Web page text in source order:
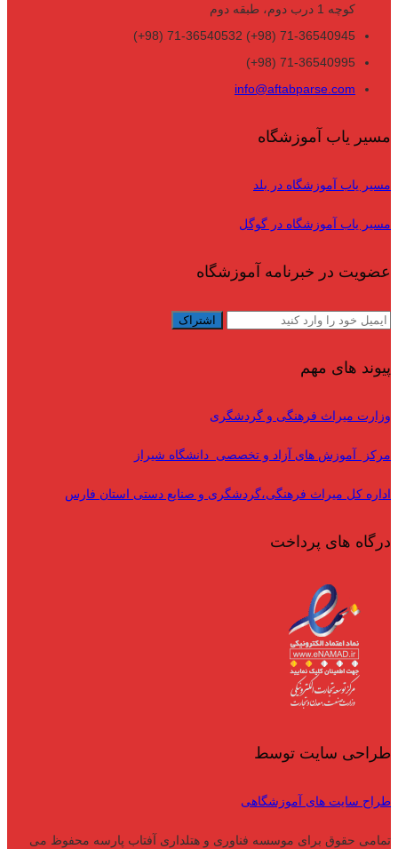
کوچه 1 درب دوم، طبقه دوم
71-36540945 (98+) 71-36540532 (98+)
71-36540995 (98+)
info@aftabparse.com
مسیر یاب آموزشگاه
مسیر یاب آموزشگاه در بلد
مسیر یاب آموزشگاه در گوگل
عضویت در خبرنامه آموزشگاه
پیوند های مهم
وزارت میراث فرهنگی و گردشگری
مرکز آموزش های آزاد و تخصصی دانشگاه شیراز
اداره کل میراث فرهنگی،گردشگری و صنایع دستی استان فارس
درگاه های پرداخت
طراحی سایت توسط
طراح سایت های آموزشگاهی
تمامی حقوق برای موسسه فناوری و هتلداری آفتاب پارسه محفوظ می